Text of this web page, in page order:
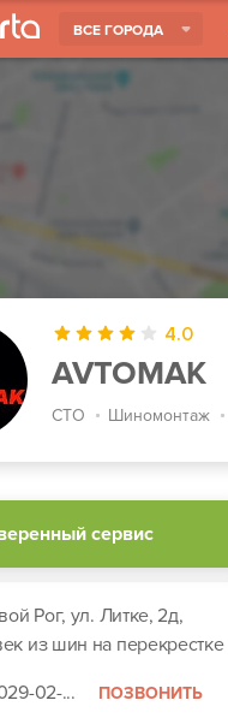
ВСЕ ГОРОДА
4.0
AVTOMAK
СТО Шиномонтаж
сервис
Рог, ул. Литке, 2д,
из шин на перекрестке
02-...
ПОЗВОНИТЬ